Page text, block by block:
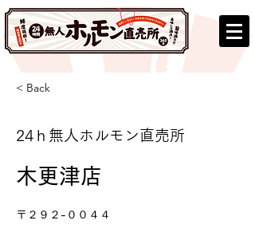
< Back
24ｈ無人ホルモン直売所
木更津店
〒２９２-００４４